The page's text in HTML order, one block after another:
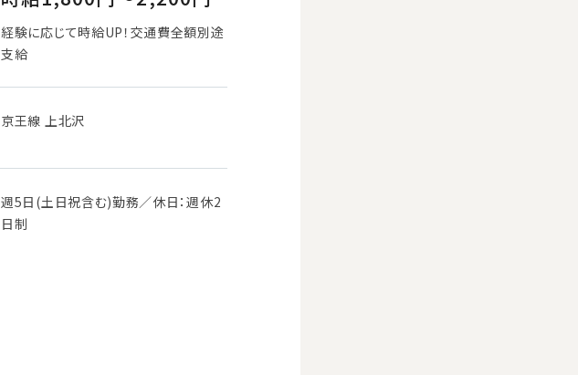
経験に応じて時給UP！交通費全額別途
支給
京王線 上北沢
週5日(土日祝含む)勤務／休日：週休2
日制